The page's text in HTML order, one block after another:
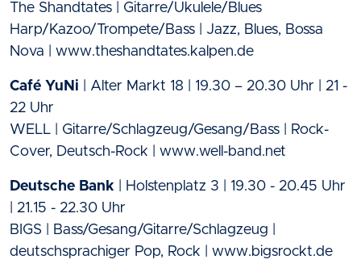
The Shandtates | Gitarre/Ukulele/Blues
Harp/Kazoo/Trompete/Bass | Jazz, Blues, Bossa
Nova | www.theshandtates.kalpen.de
Café YuNi | Alter Markt 18 | 19.30 – 20.30 Uhr | 21 -
22 Uhr
WELL | Gitarre/Schlagzeug/Gesang/Bass | Rock-
Cover, Deutsch-Rock | www.well-band.net
Deutsche Bank | Holstenplatz 3 | 19.30 - 20.45 Uhr
| 21.15 - 22.30 Uhr
BIGS | Bass/Gesang/Gitarre/Schlagzeug |
deutschsprachiger Pop, Rock | www.bigsrockt.de